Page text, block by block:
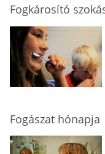
Fogkárosító
Fogászat hónapja